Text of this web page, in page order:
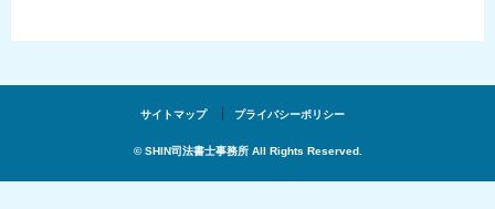
サイトマップ プライバシーポリシー
© SHIN司法書士事務所 All Rights Reserved.